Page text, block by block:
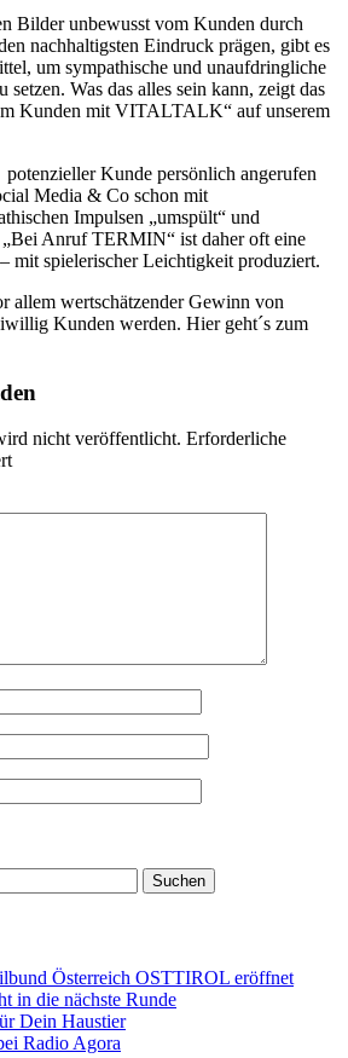
Bilder unbewusst vom Kunden durch
nachhaltigsten Eindruck prägen, gibt es
um sympathische und unaufdringliche
Was das alles sein kann, zeigt das
Kunden mit VITALTALK“ auf unserem
Kunde persönlich angerufen
Media & Co schon mit
Impulsen „umspült“ und
Anruf TERMIN“ ist daher oft eine
mit spielerischer Leichtigkeit produziert.
allem wertschätzender Gewinn von
Kunden werden. Hier geht´s zum
nicht veröffentlicht. Erforderliche
Österreich OSTTIROL eröffnet
in die nächste Runde
Dein Haustier
Radio Agora